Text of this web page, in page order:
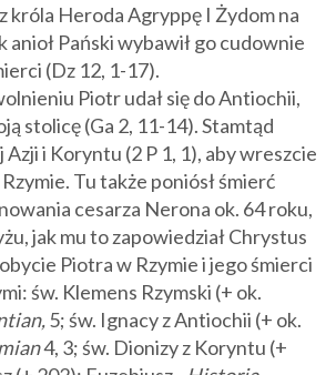
króla Heroda Agryppę I Żydom na
anioł Pański wybawił go cudownie
(Dz 12, 1-17).
Piotr udał się do Antiochii,
stolicę (Ga 2, 11-14). Stamtąd
Azji i Koryntu (2 P 1, 1), aby wreszcie
Tu także poniósł śmierć
cesarza Nerona ok. 64 roku,
jak mu to zapowiedział Chrystus
Piotra w Rzymie i jego śmierci
św. Klemens Rzymski (+ ok.
5; św. Ignacy z Antiochii (+ ok.
4, 3; św. Dionizy z Koryntu (+